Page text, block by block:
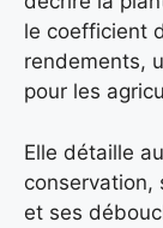
le coefficient
rendements,
pour les
Elle détaille
conservation,
et ses